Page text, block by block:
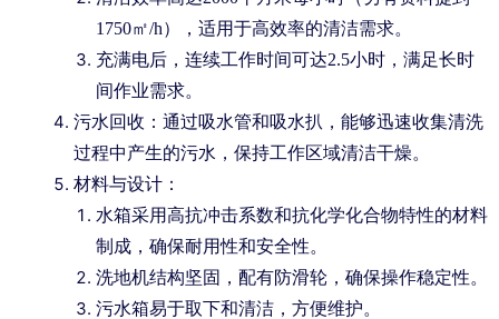
1750㎡/h），适用于高效率的清洁需求。
充满电后，连续工作时间可达2.5小时，满足长时
间作业需求。
污水回收：通过吸水管和吸水扒，能够迅速收集清洗
过程中产生的污水，保持工作区域清洁干燥。
材料与设计：
水箱采用高抗冲击系数和抗化学化合物特性的材料
制成，确保耐用性和安全性。
洗地机结构坚固，配有防滑轮，确保操作稳定性。
污水箱易于取下和清洁，方便维护。